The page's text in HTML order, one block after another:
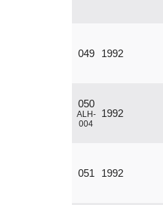
049 1992
050
ALH-
004
1992
051 1992